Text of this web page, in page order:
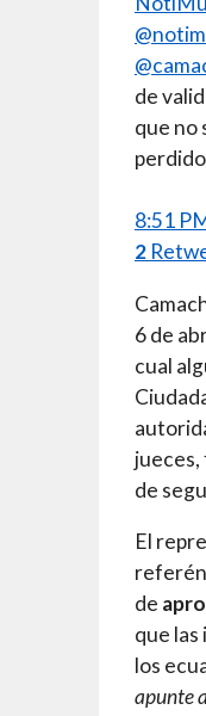
de
que no
8:51
2
6 de
cual
jueces,
de
El
de
que
los
apunte